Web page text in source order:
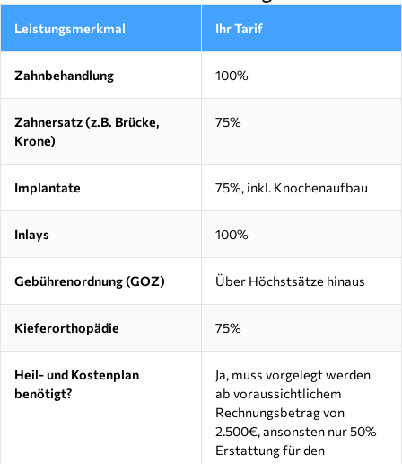
Leistungsmerkmal Ihr Tarif
Zahnbehandlung 100%
Zahnersatz (z.B. Brücke,
Krone)
75%
Implantate 75%, inkl. Knochenaufbau
Inlays 100%
Gebührenordnung (GOZ) Über Höchstsätze hinaus
Kieferorthopädie 75%
Heil- und Kostenplan
benötigt?
Ja, muss vorgelegt werden
ab voraussichtlichem
Rechnungsbetrag von
2.500€, ansonsten nur 50%
Erstattung für den